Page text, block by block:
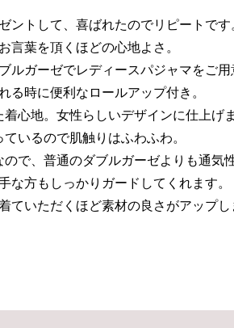
ントして、喜ばれたのでリピートです
言葉を頂くほどの心地よさ。
ルガーゼでレディースパジャマをご用
る時に便利なロールアップ付き。
心地。女性らしいデザインに仕上げま
いるので肌触りはふわふわ。
で、普通のダブルガーゼよりも通気
な方もしっかりガードしてくれます。
ていただくほど素材の良さがアップし